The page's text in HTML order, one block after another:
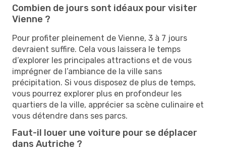
Combien de jours sont idéaux pour visiter
Vienne ?
Pour profiter pleinement de Vienne, 3 à 7 jours
devraient suffire. Cela vous laissera le temps
d’explorer les principales attractions et de vous
imprégner de l’ambiance de la ville sans
précipitation. Si vous disposez de plus de temps,
vous pourrez explorer plus en profondeur les
quartiers de la ville, apprécier sa scène culinaire et
vous détendre dans ses parcs.
Faut-il louer une voiture pour se déplacer
dans Autriche ?